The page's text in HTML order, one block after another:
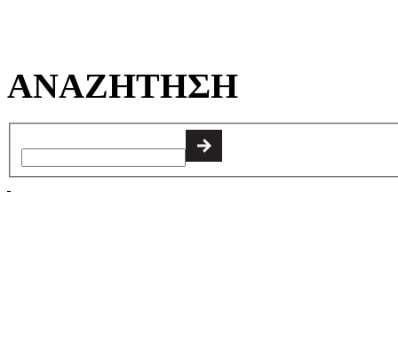
ΑΝΑΖΗΤΗΣΗ